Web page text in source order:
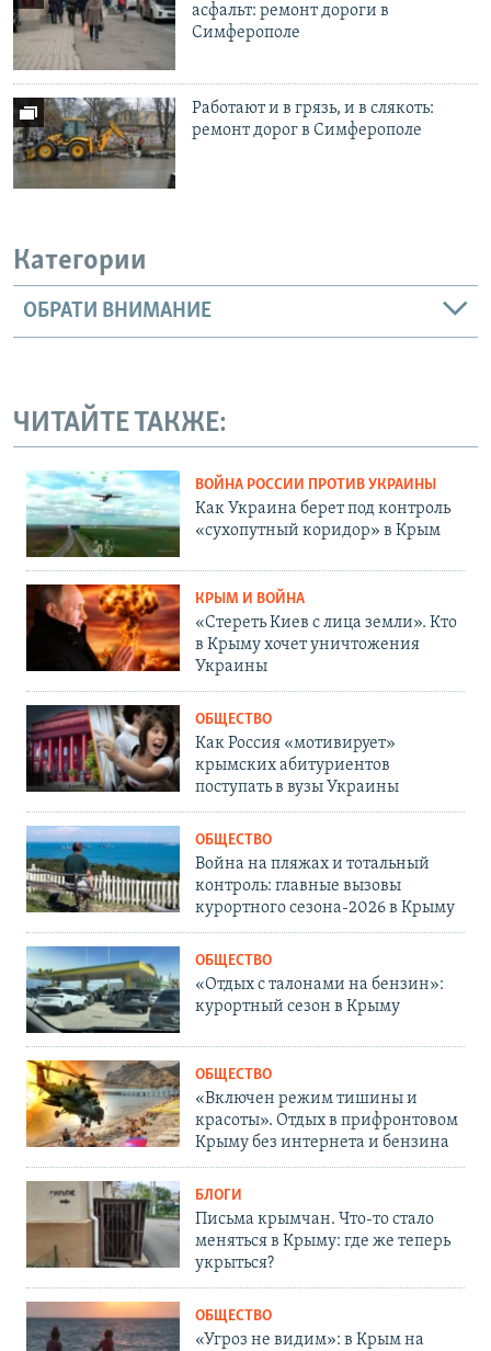
асфальт: ремонт дороги в
Симферополе
Работают и в грязь, и в слякоть:
ремонт дорог в Симферополе
Категории
ОБРАТИ ВНИМАНИЕ
ЧИТАЙТЕ ТАКЖЕ:
ВОЙНА РОССИИ ПРОТИВ УКРАИНЫ
Как Украина берет под контроль
«сухопутный коридор» в Крым
КРЫМ И ВОЙНА
«Стереть Киев с лица земли». Кто
в Крыму хочет уничтожения
Украины
ОБЩЕСТВО
Как Россия «мотивирует»
крымских абитуриентов
поступать в вузы Украины
ОБЩЕСТВО
Война на пляжах и тотальный
контроль: главные вызовы
курортного сезона-2026 в Крыму
ОБЩЕСТВО
«Отдых с талонами на бензин»:
курортный сезон в Крыму
ОБЩЕСТВО
«Включен режим тишины и
красоты». Отдых в прифронтовом
Крыму без интернета и бензина
БЛОГИ
Письма крымчан. Что-то стало
меняться в Крыму: где же теперь
укрыться?
ОБЩЕСТВО
«Угроз не видим»: в Крым на